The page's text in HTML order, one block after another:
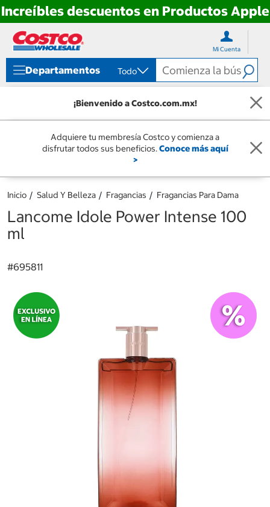
Increíbles descuentos en Productos Apple
directo
contenido
directo
menú
navegación
Mi Cuenta
Departamentos Todo
¡Bienvenido a Costco.com.mx!
Adquiere tu membresía Costco y comienza a
disfrutar todos sus beneficios.Conoce más aquí
>
Inicio Salud Y Belleza Fragancias Fragancias Para Dama
Lancome Idole Power Intense 100
ml
#695811